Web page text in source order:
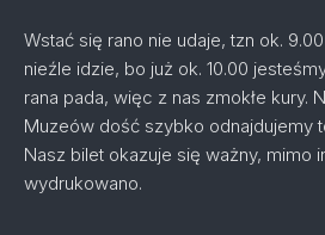
Wstać się rano nie udaje, tzn ok.
nieźle idzie, bo już ok. 10.00
rana pada, więc z nas zmokłe kury.
Muzeów dość szybko odnajdujemy
Nasz bilet okazuje się ważny, mimo
wydrukowano.